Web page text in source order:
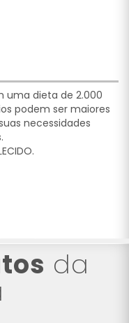
uma dieta de 2.000
podem ser maiores
necessidades
da